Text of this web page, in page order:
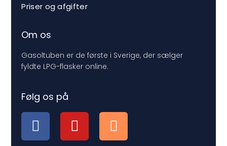
Priser og afgifter
Om os
Gasoltuben er de første i Sverige, der sælger
fyldte LPG-flasker online.
Følg os på